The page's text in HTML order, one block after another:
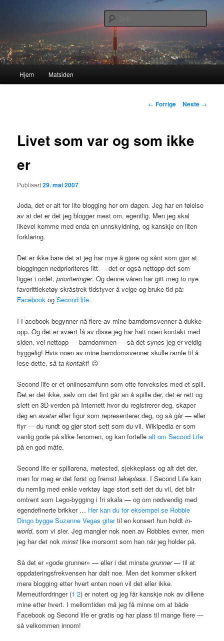
hovedinnholdet
Lasses hjemmeside
Hjem Matsiden
Innleggsnavigasjon
← Forrige Neste →
Livet som var og som ikke
er
Publisert29. mai 2007
Joda, det er alt for lite blogging her om dagen. Jeg har en følelse
av at det er det jeg blogger mest om, egentlig. Men jeg skal
likevel komme med enda en unnskyldning, og kanskje en liten
forklaring.
Det er ikke bare det at jeg har mye å gjøre og sånt som gjør at
bloggingen nedprioriteres litt — det er også nettopp det som
ligger i ordet,prioriteringer. Og denne våren har gitt megto nye
favorittleketøy skråstrek tidstyver å velge og bruke tid på:
Facebook ogSecond life.
I Facebook begynner nå flere av mine barndomsvenner å dukke
opp. Og det er svært få av disse jeg har hatt noen kontakt med
siden, vel nettopp — barndommen — så det synes jeg er veldig
hyggelig! Hvis noen av mine barndomsvenner skulle ramle til å
lese dette, såta kontakt! 😉
Second life er et onlinesamfunn som ofte forveksles med et spill.
Det er det ikke, selv om det fint går an å spille der, det er rett og
slett en 3D-verden på Internett hvor du registrerer deg, skaper
deg enavatareller figur som representerer deg, og så går — eller
flyr — du rundt og gjør stort sett som du vil. Wikipedia er som
vanlig gode på slike fenomen, og kan fortellealt om Second Life
på en god måte.
Second life er spillarena, møtested, sjekkeplass og alt det der,
men for meg er det først og fremstlekeplass. I Second Life kan
du nemlig med enkle verktøy lage stort sett det du vil, det blir
omtrent som Lego-bygging i fri skala — og om nødvendig med
egendefinerte brikker … Her kan du for eksempel se Robbie
Dingo bygge Suzanne Vegas gitartil en konsert hun holdtin-
world, som vi sier. Jeg mangler nok noen av Robbies evner, men
jeg har det nokminst like morsomt som han når jeg holder på.
Så det er «gode grunner» — eller i det minstegrunner— til at
oppdateringsfrekvensen har dalt noe. Men det kommer sikkert
mere blogging etter hvert enten noen vil det eller ikke.
Memeutfordringer (1 2) er notert og jeg får kanskje nok av dillene
mine etter hvert. I mellomtiden må jeg få minne om at både
Facebook og Second life er gratis og har plass til mange flere —
så velkommen innom!